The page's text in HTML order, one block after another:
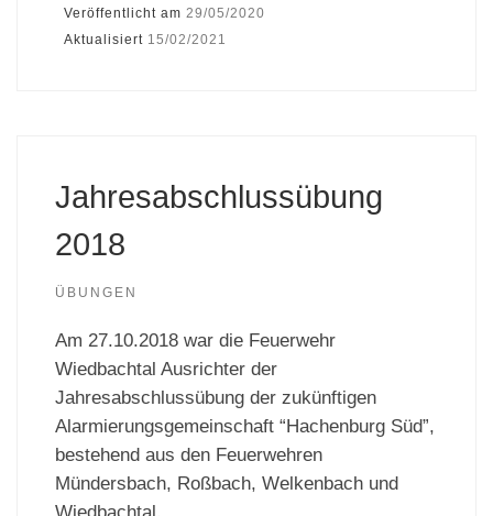
Veröffentlicht am 29/05/2020
Aktualisiert 15/02/2021
Jahresabschlussübung
2018
ÜBUNGEN
Am 27.10.2018 war die Feuerwehr
Wiedbachtal Ausrichter der
Jahresabschlussübung der zukünftigen
Alarmierungsgemeinschaft “Hachenburg Süd”,
bestehend aus den Feuerwehren
Mündersbach, Roßbach, Welkenbach und